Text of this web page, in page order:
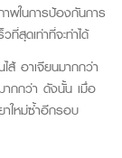
พในการป้องกันการ
สุดเท่าที่จะทำได้
ส้ อาเจียนมากกว่า
ากกว่า ดังนั้น เมื่อ
าใหม่ซ้ำอีกรอบ